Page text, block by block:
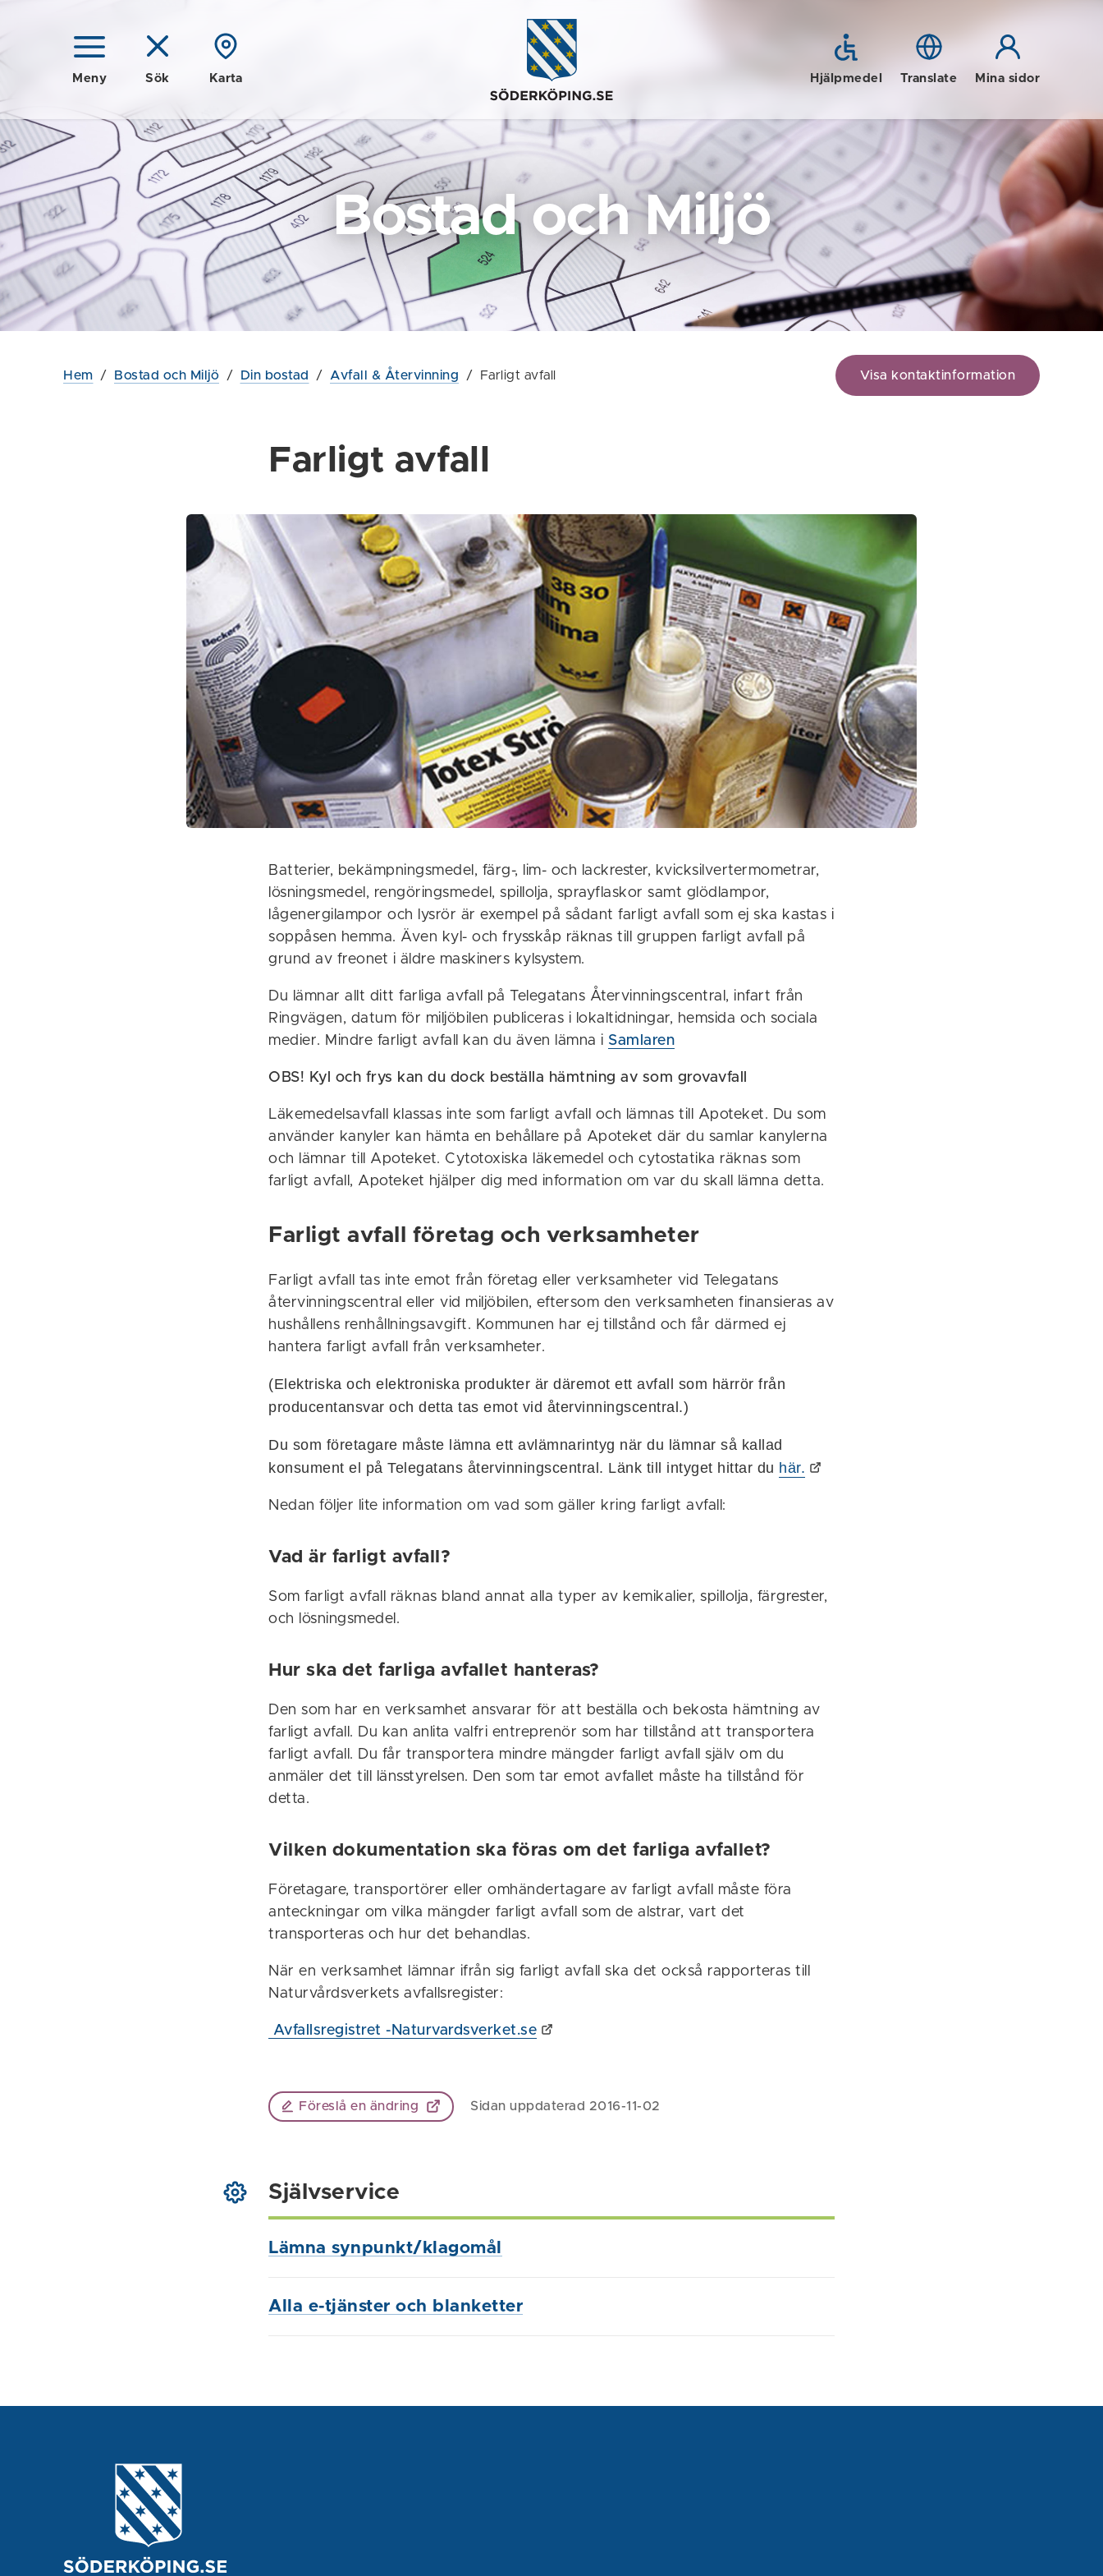
Meny Sök Karta Hjälpmedel Translate Mina sidor
Bostad och Miljö
Hem / Bostad och Miljö / Din bostad / Avfall & Återvinning / Farligt avfall Visa kontaktinformation
Farligt avfall
Batterier, bekämpningsmedel, färg-, lim- och lackrester, kvicksilvertermometrar,
lösningsmedel, rengöringsmedel, spillolja, sprayflaskor samt glödlampor,
lågenergilampor och lysrör är exempel på sådant farligt avfall som ej ska kastas i
soppåsen hemma. Även kyl- och frysskåp räknas till gruppen farligt avfall på
grund av freonet i äldre maskiners kylsystem.
Du lämnar allt ditt farliga avfall på Telegatans Återvinningscentral, infart från
Ringvägen, datum för miljöbilen publiceras i lokaltidningar, hemsida och sociala
medier. Mindre farligt avfall kan du även lämna i Samlaren
OBS! Kyl och frys kan du dock beställa hämtning av som grovavfall
Läkemedelsavfall klassas inte som farligt avfall och lämnas till Apoteket. Du som
använder kanyler kan hämta en behållare på Apoteket där du samlar kanylerna
och lämnar till Apoteket. Cytotoxiska läkemedel och cytostatika räknas som
farligt avfall, Apoteket hjälper dig med information om var du skall lämna detta.
Farligt avfall företag och verksamheter
Farligt avfall tas inte emot från företag eller verksamheter vid Telegatans
återvinningscentral eller vid miljöbilen, eftersom den verksamheten finansieras av
hushållens renhållningsavgift. Kommunen har ej tillstånd och får därmed ej
hantera farligt avfall från verksamheter.
(Elektriska och elektroniska produkter är däremot ett avfall som härrör från
producentansvar och detta tas emot vid återvinningscentral.)
Du som företagare måste lämna ett avlämnarintyg när du lämnar så kallad
konsument el på Telegatans återvinningscentral. Länk till intyget hittar du här.
Nedan följer lite information om vad som gäller kring farligt avfall:
Vad är farligt avfall?
Som farligt avfall räknas bland annat alla typer av kemikalier, spillolja, färgrester,
och lösningsmedel.
Hur ska det farliga avfallet hanteras?
Den som har en verksamhet ansvarar för att beställa och bekosta hämtning av
farligt avfall. Du kan anlita valfri entreprenör som har tillstånd att transportera
farligt avfall. Du får transportera mindre mängder farligt avfall själv om du
anmäler det till länsstyrelsen. Den som tar emot avfallet måste ha tillstånd för
detta.
Vilken dokumentation ska föras om det farliga avfallet?
Företagare, transportörer eller omhändertagare av farligt avfall måste föra
anteckningar om vilka mängder farligt avfall som de alstrar, vart det
transporteras och hur det behandlas.
När en verksamhet lämnar ifrån sig farligt avfall ska det också rapporteras till
Naturvårdsverkets avfallsregister:
Avfallsregistret -Naturvardsverket.se
Föreslå en ändring Sidan uppdaterad 2016-11-02
Självservice
Lämna synpunkt/klagomål
Alla e-tjänster och blanketter